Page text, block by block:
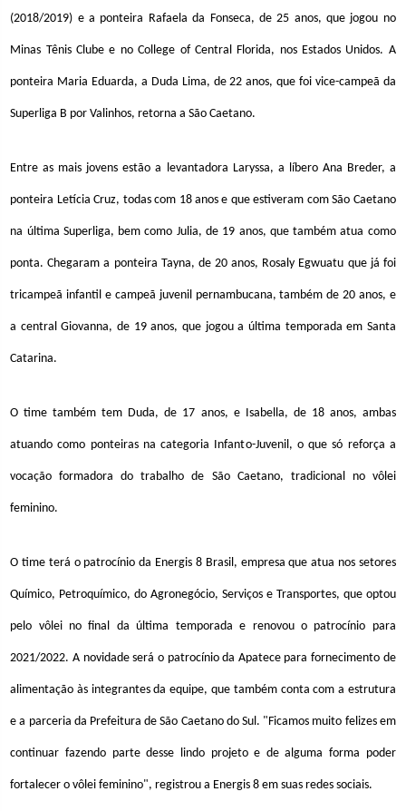
(2018/2019) e a ponteira Rafaela da Fonseca, de 25 anos, que jogou no
Minas Tênis Clube e no College of Central Florida, nos Estados Unidos. A
ponteira Maria Eduarda, a Duda Lima, de 22 anos, que foi vice-campeã da
Superliga B por Valinhos, retorna a São Caetano.
Entre as mais jovens estão a levantadora Laryssa, a líbero Ana Breder, a
ponteira Letícia Cruz, todas com 18 anos e que estiveram com São Caetano
na última Superliga, bem como Julia, de 19 anos, que também atua como
ponta. Chegaram a ponteira Tayna, de 20 anos, Rosaly Egwuatu que já foi
tricampeã infantil e campeã juvenil pernambucana, também de 20 anos, e
a central Giovanna, de 19 anos, que jogou a última temporada em Santa
Catarina.
O time também tem Duda, de 17 anos, e Isabella, de 18 anos, ambas
atuando como ponteiras na categoria Infanto-Juvenil, o que só reforça a
vocação formadora do trabalho de São Caetano, tradicional no vôlei
feminino.
O time terá o patrocínio da Energis 8 Brasil, empresa que atua nos setores
Químico, Petroquímico, do Agronegócio, Serviços e Transportes, que optou
pelo vôlei no final da última temporada e renovou o patrocínio para
2021/2022. A novidade será o patrocínio da Apatece para fornecimento de
alimentação às integrantes da equipe, que também conta com a estrutura
e a parceria da Prefeitura de São Caetano do Sul. "Ficamos muito felizes em
continuar fazendo parte desse lindo projeto e de alguma forma poder
fortalecer o vôlei feminino", registrou a Energis 8 em suas redes sociais.